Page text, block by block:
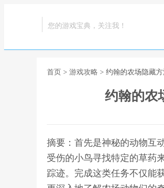
您的游戏宝典，关注我！
首页 > 游戏攻略 > 约翰的农场隐藏
约翰的农
摘要：首先是神秘的动物互
受伤的小鸟寻找特定的草药
踪迹。完成这类任务不仅能